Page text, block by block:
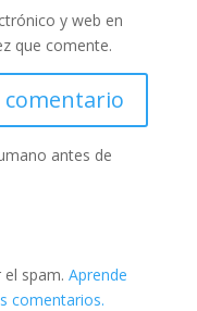
y web en
que comente.
antes de
spam. Aprende
comentarios.